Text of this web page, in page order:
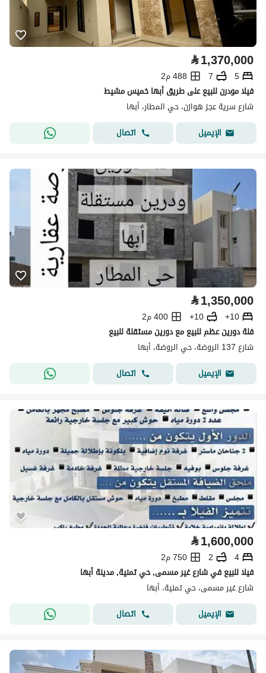
⃁1,370,000
5
7
488 م2
فيلا مودرن للبيع على طريق أبها خميس مشيط
شارع سرية عجز هوازن، حي المطار، أبها
الإيميل
اتصال
⃁1,350,000
10+
10+
400 م2
فلة دورين عظم للبيع مع دورين مستقلة للبيع
شارع 137 الروضة، حي الروضة، أبها
الإيميل
اتصال
⃁1,600,000
4
2
750 م2
فيلا للبيع في شارع غير مسمى, حي تمنية, مدينة أبها
شارع غير مسمى، حي تمنية، أبها
الإيميل
اتصال